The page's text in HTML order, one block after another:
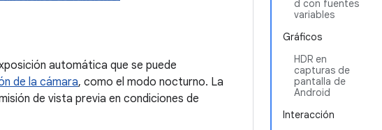
d con fuentes
variables
Gráficos
HDR en
capturas de
pantalla de
Android
Interacción
automática que se puede
de la cámara, como el modo nocturno. La
de vista previa en condiciones de